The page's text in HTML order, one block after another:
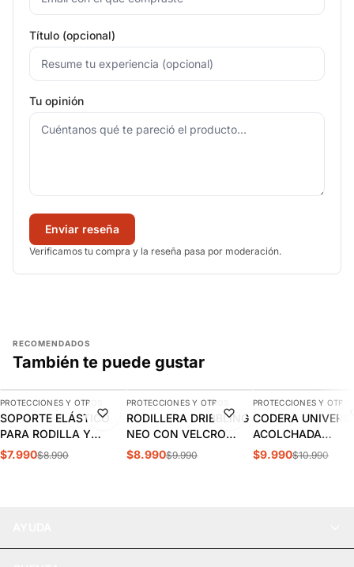
Título (opcional)
Tu opinión
Enviar reseña
Verificamos tu compra y la reseña pasa por moderación.
RECOMENDADOS
También te puede gustar
-11%
AGREGAR
PROTECCIONES Y OTROS
SOPORTE ELÁSTICO
PARA RODILLA Y
PANTORRILLA WILSON
$7.990$8.990
-10%
AGREGAR
PROTECCIONES Y OTROS
RODILLERA DRIBBLING
NEO CON VELCRO
ABIERTA | 9.55.04
$8.990$9.990
-9%
PROTECCIONES Y OTROS
CODERA
ACOLCHADA
DRIBBLING |
$9.990$10.990